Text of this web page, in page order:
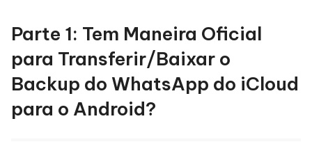
Parte 1: Tem Maneira Oficial
para Transferir/Baixar o
Backup do WhatsApp do iCloud
para o Android?